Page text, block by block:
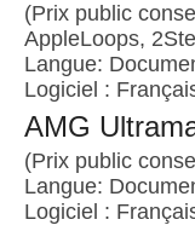
(Prix public
AppleLoops,
Langue:
Logiciel :
AMG
(Prix public
Langue:
Logiciel :